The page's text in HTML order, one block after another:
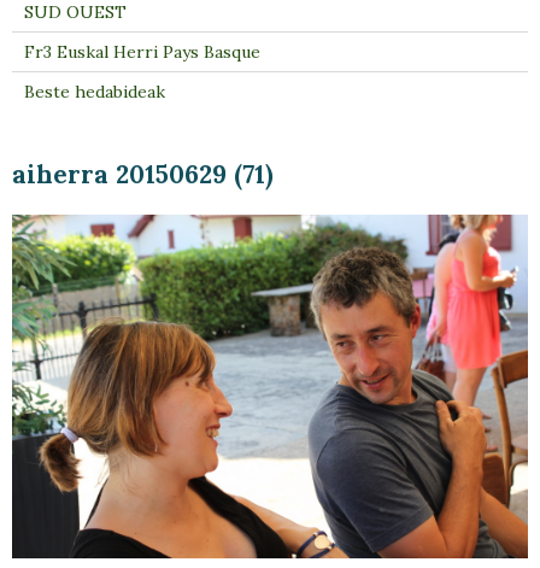
aiherra 20150629 (71)
SUD OUEST
Fr3 Euskal Herri Pays Basque
Beste hedabideak